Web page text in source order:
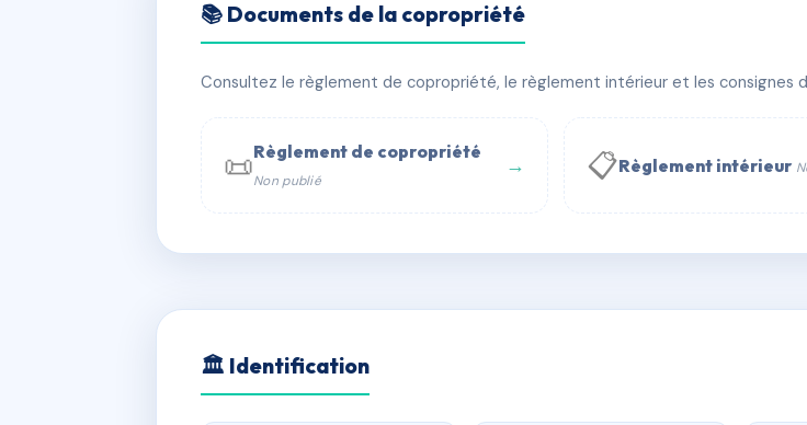
SDC PASSAGE PONCEAU
📍 119 bd de sebastopol 75002 Paris
📞 Contacter Syndic Digital 💬 WhatsApp
📚 Documents de la copropriété
Consultez le règlement de copropriété, le règlement intérieur et les consignes
📜Règlement de copropriété
Non publié
→ 📋Règlement intérieur
AG9310483 🇫🇷
🏛 Identification